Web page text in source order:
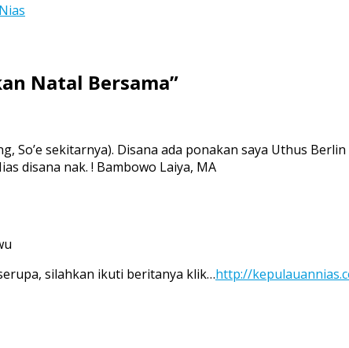
Natal Bersama”
sekitarnya). Disana ada ponakan saya Uthus
disana nak. ! Bambowo Laiya, MA
silahkan ikuti beritanya klik…http://